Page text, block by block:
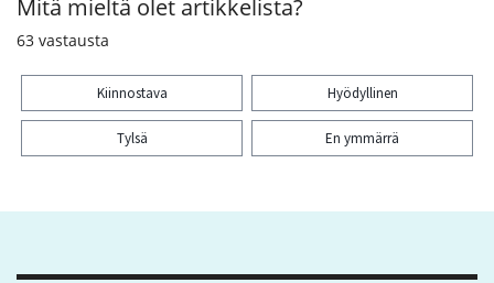
Mitä mieltä olet artikkelista?
63 vastausta
Kiinnostava Hyödyllinen
Tylsä En ymmärrä